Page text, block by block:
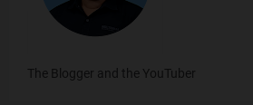
The Blogger and the YouTuber